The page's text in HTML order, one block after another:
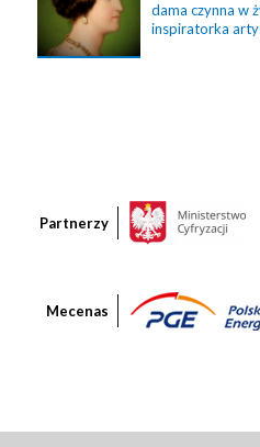
dama czynna w
inspiratorka
Partnerzy
Mecenas